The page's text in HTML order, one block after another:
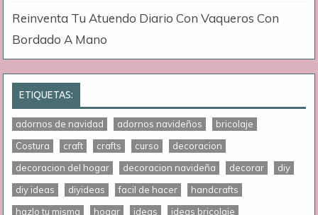
Reinventa Tu Atuendo Diario Con Vaqueros Con
Bordado A Mano
ETIQUETAS:
adornos de navidad adornos navideños
bricolaje
Costura
craft crafts curso
decoracion
decoracion del hogar
decoracion navideña decorar
diy
diy ideas
diyideas facil de hacer
handcrafts
hazlo tu misma
hogar ideas
ideas bricolaje